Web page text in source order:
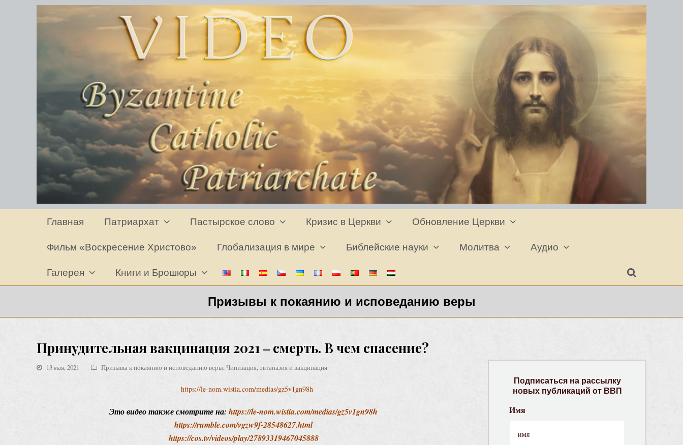
Главная Патриархат Пастырское слово Кризис в Церкви Обновление Церкви
Фильм «Воскресение Христово» Глобализация в мире Библейские науки Молитва Аудио
Галерея Книги и Брошюры
Призывы к покаянию и исповеданию веры
Принудительная вакцинация 2021 ‒ смерть. В чем спасение?
13 мая, 2021 Призывы к покаянию и исповеданию веры,Чипизация, эвтаназия и вакцинация
https://le-nom.wistia.com/medias/gz5v1gn98h
Это видео также смотрите на:https://le-nom.wistia.com/medias/gz5v1gn98h
https://rumble.com/vgzw9f-28548627.html
https://cos.tv/videos/play/27893319467045888
Подписаться на рассылку
новых публикаций от ВВП
Имя